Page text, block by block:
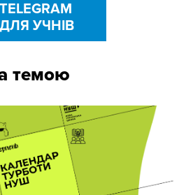
TELEGRAM
ДЛЯ УЧНІВ
темою